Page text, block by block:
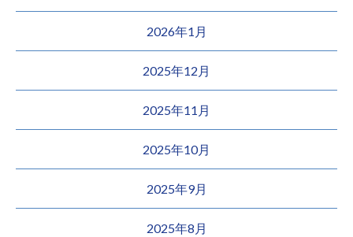
2026年1月
2025年12月
2025年11月
2025年10月
2025年9月
2025年8月